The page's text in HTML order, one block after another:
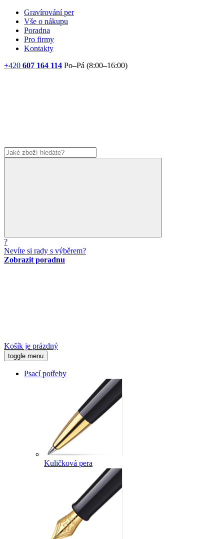
Gravírování per
Vše o nákupu
Poradna
Pro firmy
Kontakty
+420 607 164 114 Po–Pá (8:00–16:00)
?
Nevíte si rady s výběrem?
Zobrazit poradnu
Košík je prázdný
toggle menu
Psací potřeby
Kuličková pera